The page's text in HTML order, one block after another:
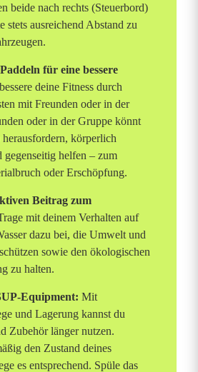
beide nach rechts (Steuerbord)
stets ausreichend Abstand zu
für eine bessere
deine Fitness durch
mit Freunden oder in der
oder in der Gruppe könnt
körperlich
gegenseitig helfen – zum
oder Erschöpfung.
Beitrag zum
mit deinem Verhalten auf
dazu bei, die Umwelt und
sowie den ökologischen
zu halten.
Equipment: Mit
und Lagerung kannst du
Zubehör länger nutzen.
den Zustand deines
es entsprechend. Spüle das